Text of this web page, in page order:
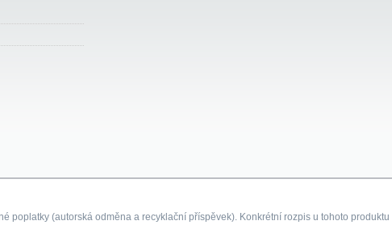
poplatky (autorská odměna a recyklační příspěvek). Konkrétní rozpis u tohoto produktu